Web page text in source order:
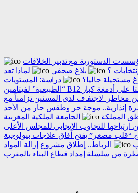
الدستورية مع تدبير الخلافات
؟
بلاغ صحفي
لماذا تعد
مستحيلة حاليا؟
دراسة: المستويات
“الطبيعية” لفيتامين B12 قد تخفي خطرا صامتا على أدمغة كبار
مخاطر الاجتفاف لدى المسنين تزامناً مع
إنذارية.. موجة حر وطقس حار من الأحد
المملكة
الجامعة الملكية المغربية
للتجاوب الإيجابي للمجلس الأعلى
“قلب مصغر” يفتح آفاق علاجات بيولوجية
الرباط.. إطلاق مشروع إزالة المواد
من سلسلة إمداد قطاع البناء بالمغرب